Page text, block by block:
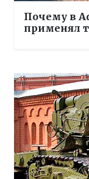
Почему в
применял